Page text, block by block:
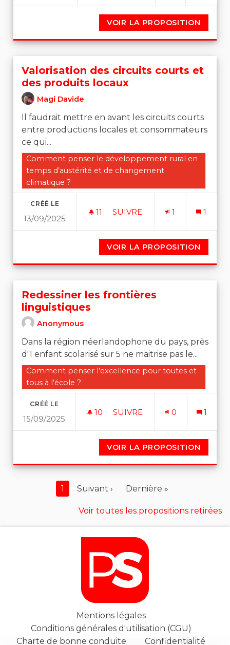
VOIR LA PROPOSITION
Valorisation des circuits courts et
des produits locaux
Magi Davide
Il faudrait mettre en avant les circuits courts
entre productions locales et consommateurs
ce qui...
Filtrer les résultats de la catégorie : Comment
Comment penser le développement rural en
temps d’austérité et de changement
climatique ?
CRÉÉ LE
13/09/2025
11 11 ABONNÉS
SUIVRE 1 1
VOIR LA PROPOSITION
Redessiner les frontières
linguistiques
Anonymous
Dans la région néerlandophone du pays, près
d'1 enfant scolarisé sur 5 ne maitrise pas le...
Filtrer les résultats de la catégorie : Comment penser
Comment penser l’excellence pour toutes et
tous à l’école ?
CRÉÉ LE
15/09/2025
10 10 ABONNÉS
SUIVRE 0 1
VOIR LA PROPOSITION
1 Suivant › Dernière »
Voir toutes les propositions retirées
Mentions légales
Conditions générales d'utilisation (CGU)
Charte de bonne conduite
Confidentialité